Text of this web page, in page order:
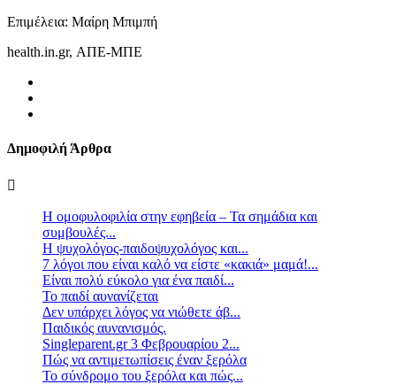
Επιμέλεια: Μαίρη Μπιμπή
health.in.gr, ΑΠΕ-ΜΠΕ
Δημοφιλή Άρθρα
Η ομοφυλοφιλία στην εφηβεία – Τα σημάδια και
συμβουλές...
Η ψυχολόγος-παιδοψυχολόγος και...
7 λόγοι που είναι καλό να είστε «κακιά» μαμά!...
Είναι πολύ εύκολο για ένα παιδί...
Το παιδί αυνανίζεται
Δεν υπάρχει λόγος να νιώθετε άβ...
Παιδικός αυνανισμός.
Singleparent.gr 3 Φεβρουαρίου 2...
Πώς να αντιμετωπίσεις έναν ξερόλα
Το σύνδρομο του ξερόλα και πώς...